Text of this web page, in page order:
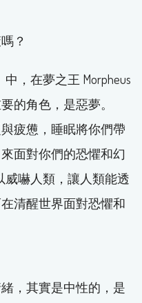
？
中，在夢之王 Morpheus
的角色，是惡夢。
疲憊，睡眠將你們帶
面對你們的恐懼和幻
威嚇人類，讓人類能透
清醒世界面對恐懼和
，其實是中性的，是